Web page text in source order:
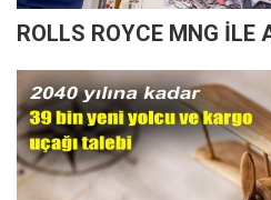
ROLLS ROYCE MNG İLE